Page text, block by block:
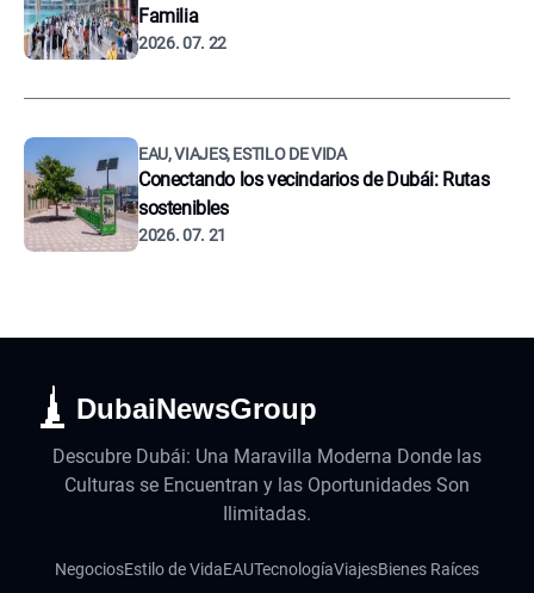
Familia
2026. 07. 22
EAU, VIAJES, ESTILO DE VIDA
Conectando los vecindarios de Dubái: Rutas
sostenibles
2026. 07. 21
DubaiNewsGroup
Descubre Dubái: Una Maravilla Moderna Donde las
Culturas se Encuentran y las Oportunidades Son
Ilimitadas.
NegociosEstilo de VidaEAUTecnologíaViajesBienes Raíces